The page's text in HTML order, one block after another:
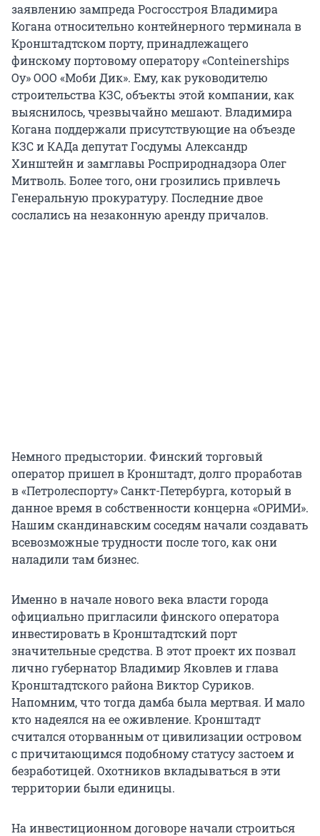
заявлению зампреда Росгосстроя Владимира
Когана относительно контейнерного терминала в
Кронштадтском порту, принадлежащего
финскому портовому оператору «Conteinerships
Oy» ООО «Моби Дик». Ему, как руководителю
строительства КЗС, объекты этой компании, как
выяснилось, чрезвычайно мешают. Владимира
Когана поддержали присутствующие на объезде
КЗС и КАДа депутат Госдумы Александр
Хинштейн и замглавы Росприроднадзора Олег
Митволь. Более того, они грозились привлечь
Генеральную прокуратуру. Последние двое
сослались на незаконную аренду причалов.
Немного предыстории. Финский торговый
оператор пришел в Кронштадт, долго проработав
в «Петролеспорту» Санкт-Петербурга, который в
данное время в собственности концерна «ОРИМИ».
Нашим скандинавским соседям начали создавать
всевозможные трудности после того, как они
наладили там бизнес.
Именно в начале нового века власти города
официально пригласили финского оператора
инвестировать в Кронштадтский порт
значительные средства. В этот проект их позвал
лично губернатор Владимир Яковлев и глава
Кронштадтского района Виктор Суриков.
Напомним, что тогда дамба была мертвая. И мало
кто надеялся на ее оживление. Кронштадт
считался оторванным от цивилизации островом
с причитающимся подобному статусу застоем и
безработицей. Охотников вкладываться в эти
территории были единицы.
На инвестиционном договоре начали строиться